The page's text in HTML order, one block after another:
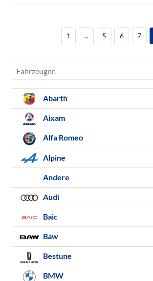
1 ... 5 6 7
Fahrzeugnr.
Abarth
Aixam
Alfa Romeo
Alpine
Andere
Audi
Baic
Baw
Bestune
BMW